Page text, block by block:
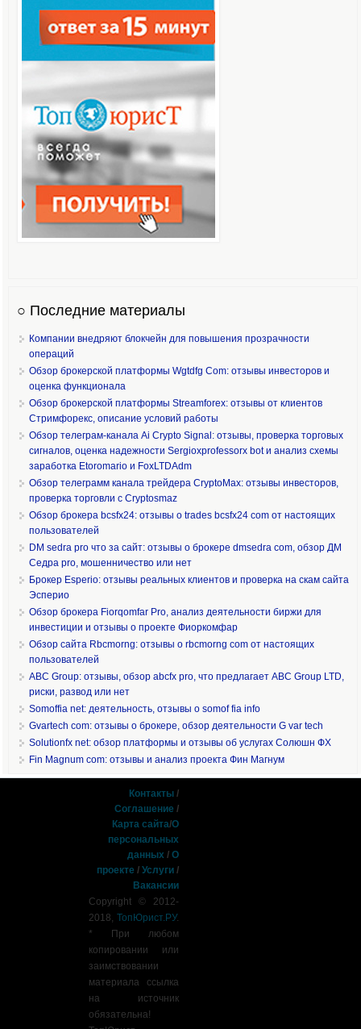
○ Последние материалы
Компании внедряют блокчейн для повышения прозрачности
операций
Обзор брокерской платформы Wgtdfg Com: отзывы инвесторов и
оценка функционала
Обзор брокерской платформы Streamforex: отзывы от клиентов
Стримфорекс, описание условий работы
Обзор телеграм-канала Ai Crypto Signal: отзывы, проверка торговых
сигналов, оценка надежности Sergioxprofessorx bot и анализ схемы
заработка Etoromario и FoxLTDAdm
Обзор телеграмм канала трейдера CryptoMax: отзывы инвесторов,
проверка торговли с Cryptosmaz
Обзор брокера bcsfx24: отзывы о trades bcsfx24 com от настоящих
пользователей
DM sedra pro что за сайт: отзывы о брокере dmsedra com, обзор ДМ
Седра pro, мошенничество или нет
Брокер Esperio: отзывы реальных клиентов и проверка на скам сайта
Эсперио
Обзор брокера Fiorqomfar Pro, анализ деятельности биржи для
инвестиции и отзывы о проекте Фиоркомфар
Обзор сайта Rbcmorng: отзывы о rbcmorng com от настоящих
пользователей
ABC Group: отзывы, обзор abcfx pro, что предлагает ABC Group LTD,
риски, развод или нет
Somoffia net: деятельность, отзывы о somof fia info
Gvartech com: отзывы о брокере, обзор деятельности G var tech
Solutionfx net: обзор платформы и отзывы об услугах Солюшн ФХ
Fin Magnum com: отзывы и анализ проекта Фин Магнум
Контакты /
Соглашение /
Карта сайта/О
персональных
данных /О
проекте /Услуги /
Вакансии
Copyright © 2012-
2018,ТопЮрист.РУ.
* При любом
копировании или
заимствовании
материала ссылка
на источник
обязательна!